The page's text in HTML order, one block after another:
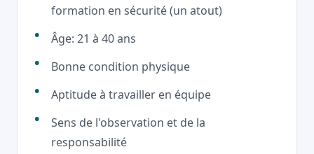
formation en sécurité (un atout)
Âge: 21 à 40 ans
Bonne condition physique
Aptitude à travailler en équipe
Sens de l'observation et de la
responsabilité